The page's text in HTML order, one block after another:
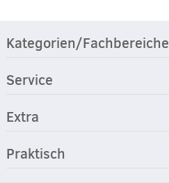
Kategorien/Fachbereiche
Service
Extra
Praktisch